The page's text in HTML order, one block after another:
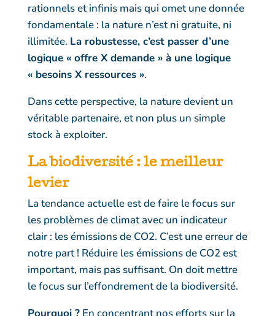
rationnels et infinis mais qui omet une donnée
fondamentale : la nature n’est ni gratuite, ni
illimitée. La robustesse, c’est passer d’une
logique « offre X demande » à une logique
« besoins X ressources ».
Dans cette perspective, la nature devient un
véritable partenaire, et non plus un simple
stock à exploiter.
La biodiversité: le meilleur
levier
La tendance actuelle est de faire le focus sur
les problèmes de climat avec un indicateur
clair : les émissions de CO2. C’est une erreur de
notre part ! Réduire les émissions de CO2 est
important, mais pas suffisant. On doit mettre
le focus sur l’effondrement de la biodiversité.